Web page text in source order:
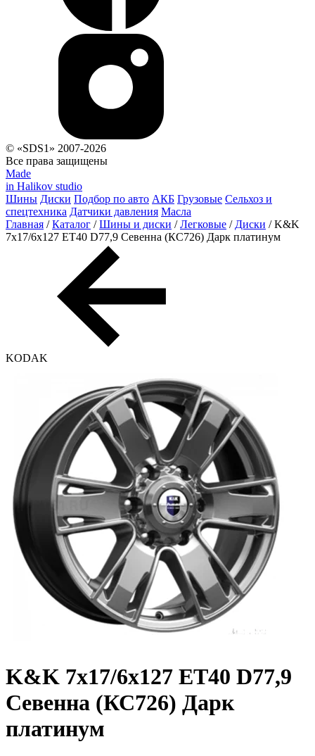
© «SDS1» 2007-2026
Все права защищены
Made
in Halikov studio
Шины Диски Подбор по авто АКБ Грузовые Сельхоз и
спецтехника Датчики давления Масла
Главная / Каталог / Шины и диски / Легковые / Диски / K&K
7x17/6x127 ET40 D77,9 Севенна (КС726) Дарк платинум
KODAK
K&K 7x17/6x127 ET40 D77,9
Севенна (КС726) Дарк
платинум